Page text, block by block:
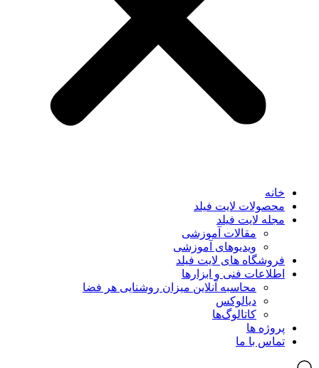
خانه
محصولات لایت فیلد
مجله لایت فیلد
مقالات آموزشی
ویدیوهای آموزشی
فروشگاه های لایت فیلد
اطلاعات فنی و ابزارها
محاسبه آنلاین میزان روشنایی هر فضا
دیالوکس
کاتالوگ‌ها
پروژه ها
تماس با ما